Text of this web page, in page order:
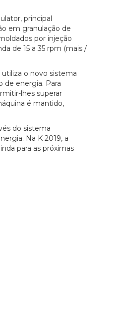
principal
em granulação de
por injeção
de 15 a 35 rpm (mais /
utiliza o novo sistema
de energia. Para
lhes superar
é mantido,
do sistema
Na K 2019, a
para as próximas